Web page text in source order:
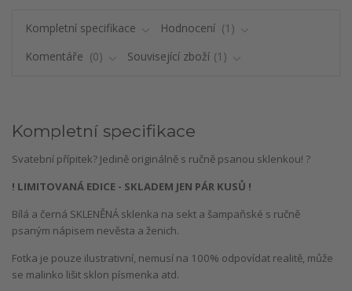
Kompletní specifikace Hodnocení
1
Komentáře
0 Související zboží 1
Kompletní specifikace
Svatební přípitek? Jedině originálně s ručně psanou sklenkou! ?
! LIMITOVANÁ EDICE - SKLADEM JEN PÁR KUSŮ !
Bílá a černá SKLENĚNÁ sklenka na sekt a šampaňské s ručně
psaným nápisem nevěsta a ženich.
Fotka je pouze ilustrativní, nemusí na 100% odpovídat realitě, může
se malinko lišit sklon písmenka atd.